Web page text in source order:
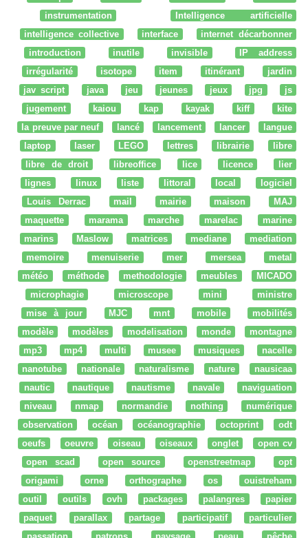
instrumentation
Intelligence artificielle
intelligence collective
interface
internet décarbonner
introduction
inutile invisible
IP address
irrégularité
isotope item itinérant
jardin
jav script
java jeu jeunes jeux jpg
js
jugement
kaiou kap kayak kiff
kite
la preuve par neuf
lancé lancement lancer
langue
laptop
laser LEGO lettres librairie
libre
libre de droit
libreoffice lice licence
lier
lignes
linux liste littoral local
logiciel
Louis Derrac
mail mairie maison
MAJ
maquette
marama marche marelac
marine
marins
Maslow matrices mediane
mediation
memoire
menuiserie mer mersea
metal
météo
méthode methodologie meubles
MICADO
microphagie
microscope mini
ministre
mise à jour
MJC mnt mobile
mobilités
modèle
modèles modelisation monde
montagne
mp3
mp4 multi musee musiques
nacelle
nanotube
nationale naturalisme nature
nausicaa
nautic
nautique nautisme navale
naviguation
niveau
nmap normandie nothing
numérique
observation
océan océanographie octoprint
odt
oeufs
oeuvre oiseau oiseaux onglet
open cv
open scad
open source openstreetmap
opt
origami
orne orthographe os
ouistreham
outil
outils ovh packages palangres
papier
paquet
parallax partage participatif
particulier